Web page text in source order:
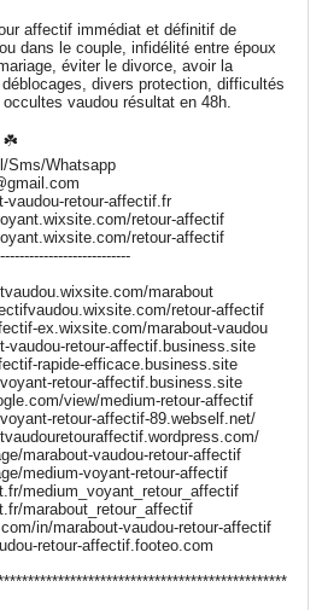
affectif immédiat et définitif de
dans le couple, infidélité entre époux
éviter le divorce, avoir la
divers protection, difficultés
vaudou résultat en 48h.
☘️
Sms/Whatsapp
vaudou-retour-affectif.fr
retour-affectif
retour-affectif
marabout
retour-affectif
ex.wixsite.com/marabout-vaudou
vaudou-retour-affectif.business.site
rapide-efficace.business.site
retour-affectif.business.site
view/medium-retour-affectif
retour-affectif-89.webself.net/
marabout-vaudou-retour-affectif
medium-voyant-retour-affectif
medium_voyant_retour_affectif
marabout_retour_affectif
in/marabout-vaudou-retour-affectif
retour-affectif.footeo.com